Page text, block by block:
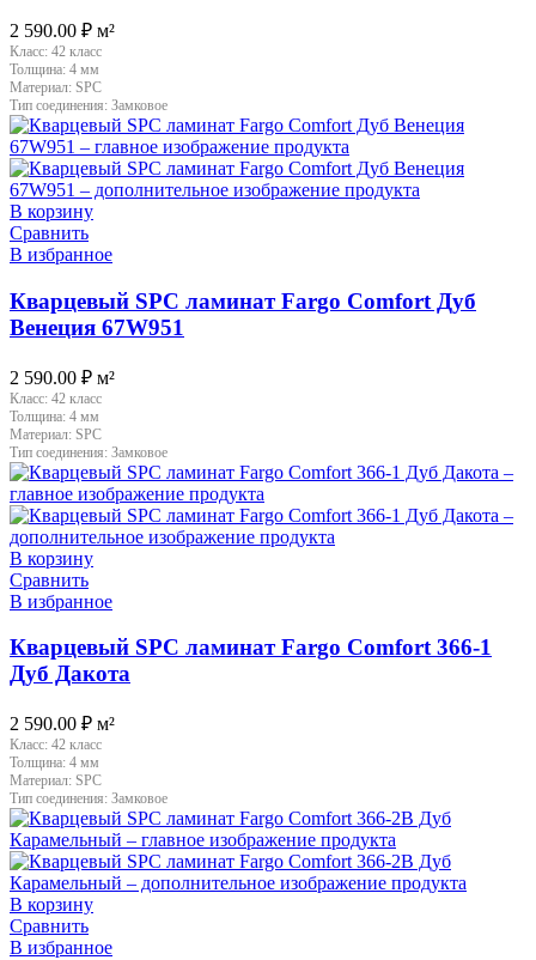
2 590.00 ₽ м²
Класс: 42 класс
Толщина: 4 мм
Материал: SPC
Тип соединения: Замковое
В корзину
Сравнить
В избранное
Кварцевый SPC ламинат Fargo Comfort Дуб
Венеция 67W951
2 590.00 ₽ м²
Класс: 42 класс
Толщина: 4 мм
Материал: SPC
Тип соединения: Замковое
В корзину
Сравнить
В избранное
Кварцевый SPC ламинат Fargo Comfort 366-1
Дуб Дакота
2 590.00 ₽ м²
Класс: 42 класс
Толщина: 4 мм
Материал: SPC
Тип соединения: Замковое
В корзину
Сравнить
В избранное